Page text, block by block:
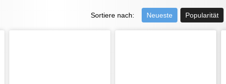
Sortiere nach: Neueste Popularität